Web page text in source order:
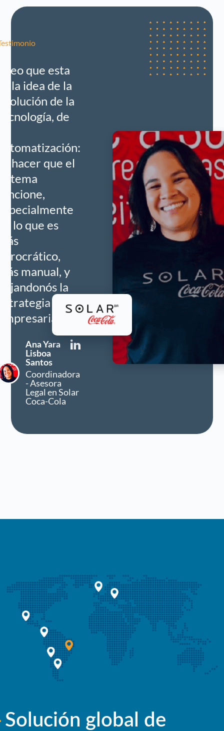
que esta
la idea de la
de la
de
hacer que el
lo que es
manual, y
la
Ana Yara
Lisboa
Santos
Coordinadora
- Asesora
Legal en Solar
Coca-Cola
Solución global de